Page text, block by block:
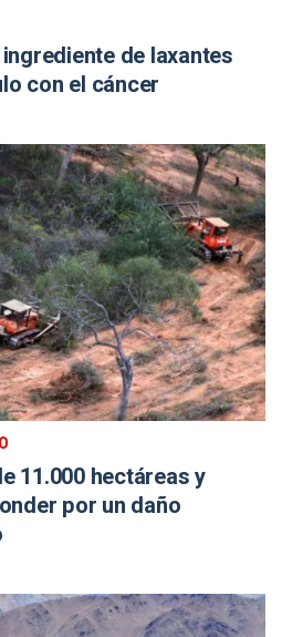
de laxantes
con el cáncer
11.000 hectáreas y
por un daño